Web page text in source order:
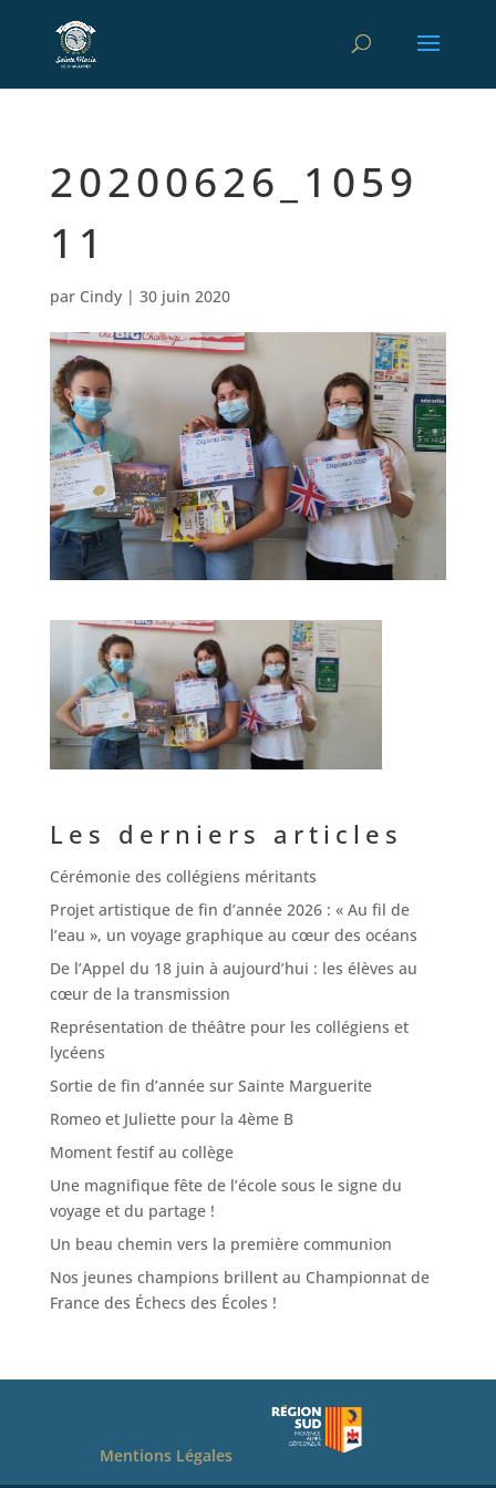
20200626_1059
11
par Cindy| 30 juin 2020
Les derniers articles
Cérémonie des collégiens méritants
Projet artistique de fin d’année 2026 : « Au fil de
l’eau », un voyage graphique au cœur des océans
De l’Appel du 18 juin à aujourd’hui : les élèves au
cœur de la transmission
Représentation de théâtre pour les collégiens et
lycéens
Sortie de fin d’année sur Sainte Marguerite
Romeo et Juliette pour la 4ème B
Moment festif au collège
Une magnifique fête de l’école sous le signe du
voyage et du partage !
Un beau chemin vers la première communion
Nos jeunes champions brillent au Championnat de
France des Échecs des Écoles !
Mentions Légales